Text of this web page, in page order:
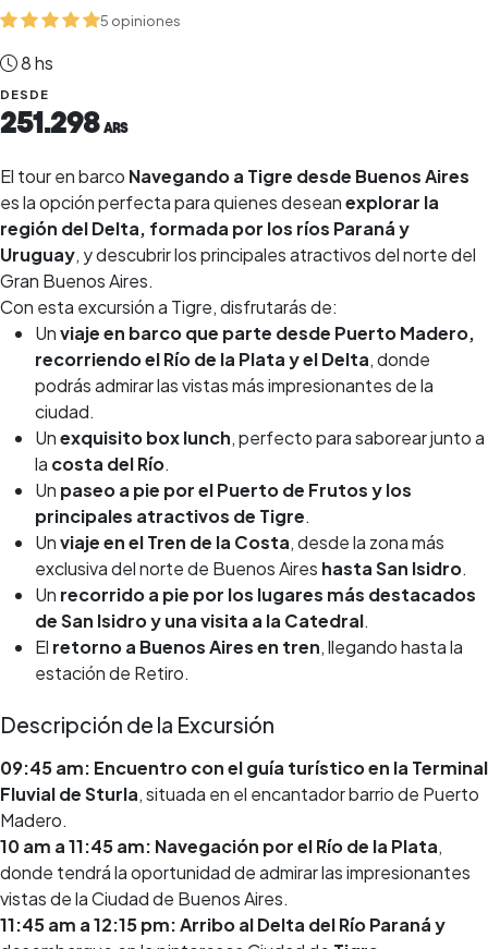
5 opiniones
8 hs
DESDE
251.298 ARS
El tour en barco Navegando a Tigre desde Buenos Aires
es la opción perfecta para quienes deseanexplorar la
región del Delta, formada por los ríos Paraná y
Uruguay, y descubrir los principales atractivos del norte del
Gran Buenos Aires.
Con esta excursión a Tigre, disfrutarás de:
Unviaje en barco que parte desde Puerto Madero,
recorriendo el Río de la Plata y el Delta, donde
podrás admirar las vistas más impresionantes de la
ciudad.
Unexquisito box lunch, perfecto para saborear junto a
la costa del Río.
Un paseo a pie por el Puerto de Frutos y los
principales atractivos de Tigre.
Unviaje en el Tren de la Costa, desde la zona más
exclusiva del norte de Buenos Aires hasta San Isidro.
Un recorrido a pie por los lugares más destacados
de San Isidro y una visita a la Catedral.
El retorno a Buenos Aires en tren, llegando hasta la
estación de Retiro.
Descripción de la Excursión
09:45 am: Encuentro con el guía turístico en la Terminal
Fluvial de Sturla, situada en el encantador barrio de Puerto
Madero.
10 am a 11:45 am: Navegación por el Río de la Plata,
donde tendrá la oportunidad de admirar las impresionantes
vistas de la Ciudad de Buenos Aires.
11:45 am a 12:15 pm: Arribo al Delta del Río Paraná y